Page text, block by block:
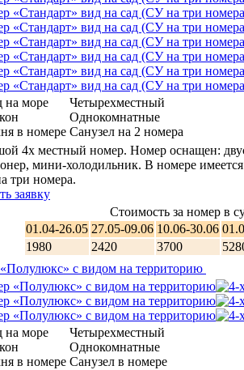
на море
в номере
Четырехместный
Однокомнатные
Санузел на 2 номера
4х местный номер. Номер оснащен:
мини-холодильник. В номере
три номера.
заявку
Стоимость за номер в
01.04-26.05 27.05-09.06 10.06-30.06
1980
2420 3700
с видом на территорию
на море
в номере
Четырехместный
Однокомнатные
Санузел в номере